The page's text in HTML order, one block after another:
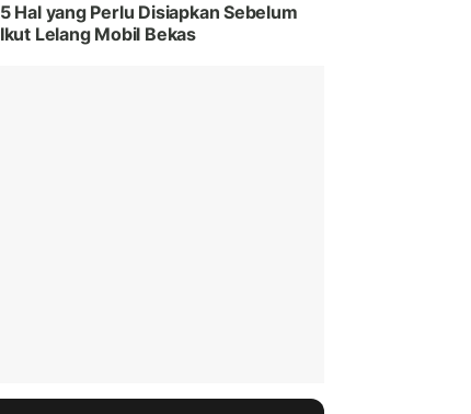
5 Hal yang Perlu Disiapkan Sebelum
Ikut Lelang Mobil Bekas